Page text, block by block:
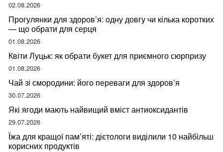
02.08.2026
Прогулянки для здоров’я: одну довгу чи кілька коротких
— що обрати для серця
01.08.2026
Квіти Луцьк: як обрати букет для приємного сюрпризу
01.08.2026
Чай зі смородини: його переваги для здоров’я
30.07.2026
Які ягоди мають найвищий вміст антиоксидантів
29.07.2026
Їжа для кращої пам’яті: дієтологи виділили 10 найбільш
корисних продуктів